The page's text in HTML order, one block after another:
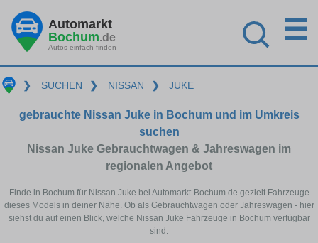
Automarkt
Bochum.de
Autos einfach finden
☰
❯ SUCHEN ❯ NISSAN ❯ JUKE
gebrauchte Nissan Juke in Bochum und im Umkreis
suchen
Nissan Juke Gebrauchtwagen & Jahreswagen im
regionalen Angebot
Finde in Bochum für Nissan Juke bei Automarkt-Bochum.de gezielt Fahrzeuge
dieses Models in deiner Nähe. Ob als Gebrauchtwagen oder Jahreswagen - hier
siehst du auf einen Blick, welche Nissan Juke Fahrzeuge in Bochum verfügbar
sind.